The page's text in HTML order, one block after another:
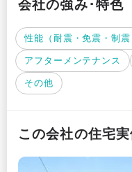
のほか、クレバリー
るかを別会社にチェ
安定した品質の住ま
れにも強い自然素材
イルは耐久性に優れ
会社の強み･特色
性能（耐震・免震・制震
アフターメンテナンス
その他
この会社の住宅実